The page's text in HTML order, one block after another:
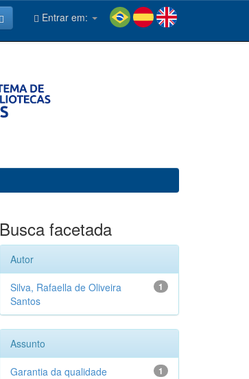
Entrar em:
Busca facetada
Autor
1
Silva, Rafaella de Oliveira
Santos
Assunto
1
Garantia da qualidade